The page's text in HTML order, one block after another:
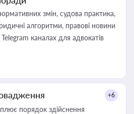
змін, судова практика,
алгоритми, правові новини
каналах для адвокатів
+6
порядок здійснення